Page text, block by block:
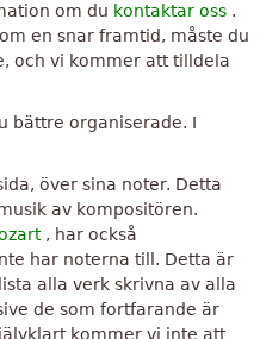
om du kontaktar oss .
en snar framtid, måste du
och vi kommer att tilldela
bättre organiserade. I
över sina noter. Detta
av kompositören.
, har också
har noterna till. Detta är
alla verk skrivna av alla
de som fortfarande är
kommer vi inte att